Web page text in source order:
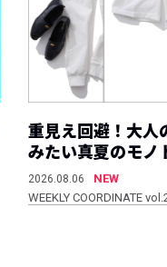
重見え回避！大人
みたい真夏のモノ
2026.08.06
NEW
WEEKLY COORDINATE